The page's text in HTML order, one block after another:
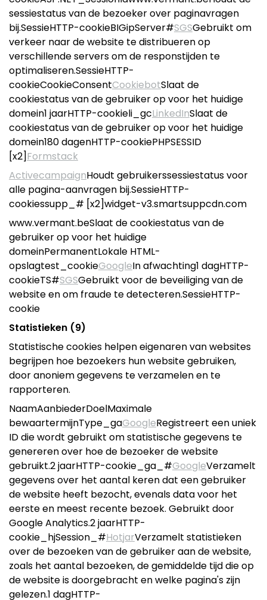
sessiestatus van de bezoeker over paginavragen
bij.SessieHTTP-cookieBIGipServer#SGSGebruikt om
verkeer naar de website te distribueren op
verschillende servers om de responstijden te
optimaliseren.SessieHTTP-
cookieCookieConsentCookiebotSlaat de
cookiestatus van de gebruiker op voor het huidige
domein1 jaarHTTP-cookieli_gcLinkedInSlaat de
cookiestatus van de gebruiker op voor het huidige
domein180 dagenHTTP-cookiePHPSESSID
[x2]Formstack
ActivecampaignHoudt gebruikerssessiestatus voor
alle pagina-aanvragen bij.SessieHTTP-
cookiessupp_# [x2]widget-v3.smartsuppcdn.com
www.vermant.beSlaat de cookiestatus van de
gebruiker op voor het huidige
domeinPermanentLokale HTML-
opslagtest_cookieGoogleIn afwachting1 dagHTTP-
cookieTS#SGSGebruikt voor de beveiliging van de
website en om fraude te detecteren.SessieHTTP-
cookie
Statistieken (9)
Statistische cookies helpen eigenaren van websites
begrijpen hoe bezoekers hun website gebruiken,
door anoniem gegevens te verzamelen en te
rapporteren.
NaamAanbiederDoelMaximale
bewaartermijnType_gaGoogleRegistreert een uniek
ID die wordt gebruikt om statistische gegevens te
genereren over hoe de bezoeker de website
gebruikt.2 jaarHTTP-cookie_ga_#GoogleVerzamelt
gegevens over het aantal keren dat een gebruiker
de website heeft bezocht, evenals data voor het
eerste en meest recente bezoek. Gebruikt door
Google Analytics.2 jaarHTTP-
cookie_hjSession_#HotjarVerzamelt statistieken
over de bezoeken van de gebruiker aan de website,
zoals het aantal bezoeken, de gemiddelde tijd die op
de website is doorgebracht en welke pagina's zijn
gelezen.1 dagHTTP-